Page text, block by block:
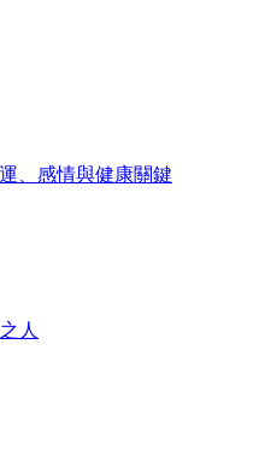
、感情與健康關鍵
人